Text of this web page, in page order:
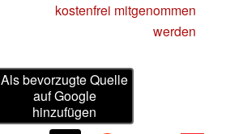
kostenfrei mitgenommen
werden
Als bevorzugte Quelle
auf Google
hinzufügen